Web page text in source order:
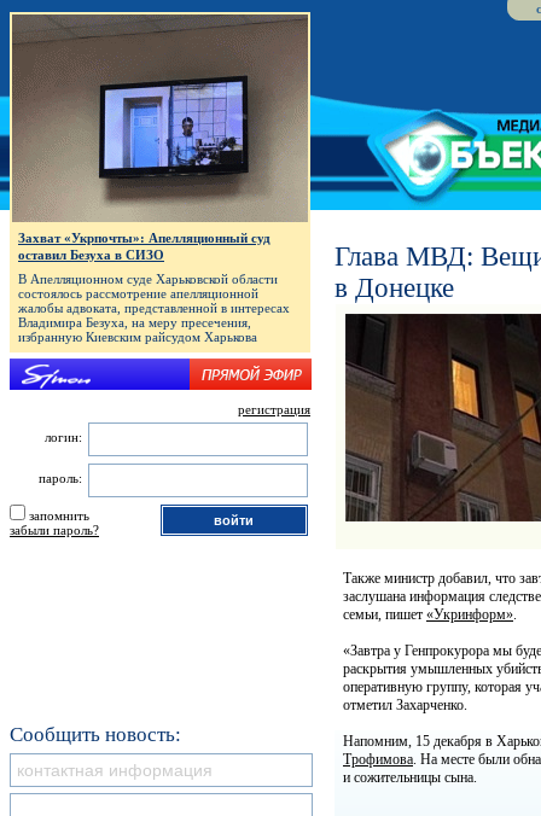
Глава МВД:
в Донецке
Также министр добавил, что
заслушана информация
семьи, пишет «Укринформ».
«Завтра у Генпрокурора мы
раскрытия умышленных
оперативную группу, которая
отметил Захарченко.
Напомним, 15 декабря в
Трофимова. На месте были
и сожительницы сына.
Захват «Укрпочты»: Апелляционный суд
оставил Безуха в СИЗО
В Апелляционном суде Харьковской области
состоялось рассмотрение апелляционной
жалобы адвоката, представленной в интересах
Владимира Безуха, на меру пресечения,
избранную Киевским райсудом Харькова
регистрация
логин:
пароль:
запомнить
забыли пароль?
Сообщить новость: